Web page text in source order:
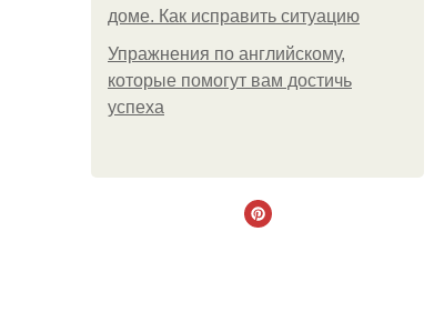
доме. Как исправить ситуацию
Упражнения по английскому,
которые помогут вам достичь
успеха